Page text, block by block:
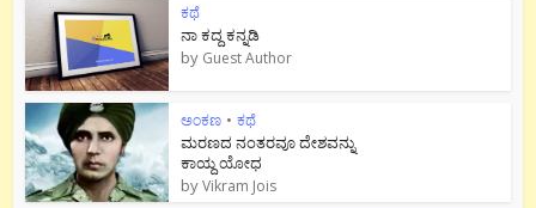
ಕಥೆ
ನಾ ಕದ್ದ ಕನ್ನಡಿ
by Guest Author
ಅಂಕಣ • ಕಥೆ
ಮರಣದ ನಂತರವೂ ದೇಶವನ್ನು
ಕಾಯ್ದ ಯೋಧ
byVikram Jois